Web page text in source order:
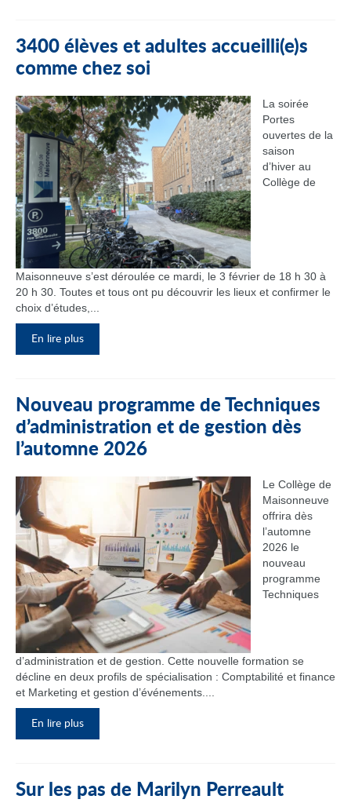
3400 élèves et adultes accueilli(e)s
comme chez soi
La soirée
Portes
ouvertes de la
saison
d’hiver au
Collège de
Maisonneuve s’est déroulée ce mardi, le 3 février de 18 h 30 à
20 h 30. Toutes et tous ont pu découvrir les lieux et confirmer le
choix d’études,...
En lire plus
Nouveau programme de Techniques
d’administration et de gestion dès
l’automne 2026
Le Collège de
Maisonneuve
offrira dès
l’automne
2026 le
nouveau
programme
Techniques
d’administration et de gestion. Cette nouvelle formation se
décline en deux profils de spécialisation : Comptabilité et finance
et Marketing et gestion d’événements....
En lire plus
Sur les pas de Marilyn Perreault